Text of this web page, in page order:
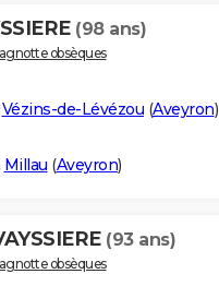
(98 ans)
obsèques
Vézins-de-Lévézou (Aveyron)
Millau (Aveyron)
(93 ans)
obsèques